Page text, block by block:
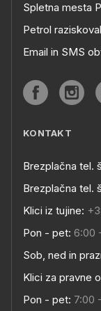
Spletna mesta
Petrol
Email in SMS
KONTAKT
Brezplačna tel.
Brezplačna tel.
Klici iz tujine:
Pon - pet: 6:00
Sob, ned in
Klici za pravne
Pon - pet: 7:00